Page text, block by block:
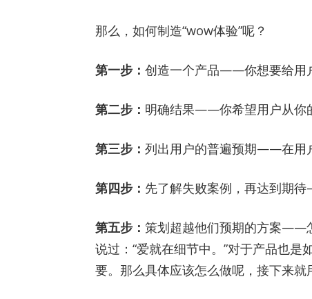
那么，如何制造“wow体验”呢？
第一步： 创造一个产品——你想要给用
第二步： 明确结果——你希望用户从你
第三步： 列出用户的普遍预期——在用
第四步： 先了解失败案例，再达到期
第五步： 策划超越他们预期的方案——
说过：“爱就在细节中。”对于产品也
要。那么具体应该怎么做呢，接下来就